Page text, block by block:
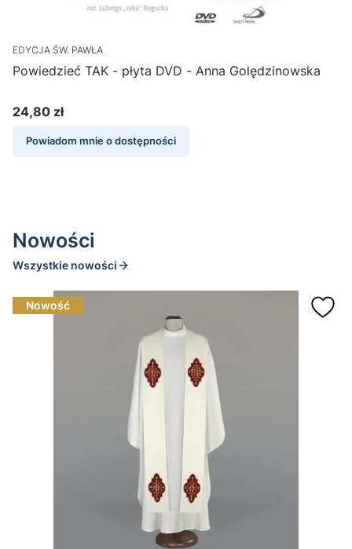
EDYCJA ŚW. PAWŁA
Powiedzieć TAK - płyta DVD - Anna Golędzinowska
Cena
24,80 zł
Powiadom mnie o dostępności
Nowości
Wszystkie nowości
Nowość